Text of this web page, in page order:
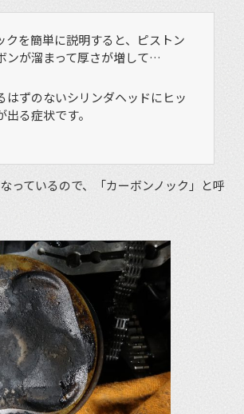
クを簡単に説明すると、ピストン
ンが溜まって厚さが増して…
はずのないシリンダヘッドにヒッ
出る症状です。
っているので、「カーボンノック」と呼